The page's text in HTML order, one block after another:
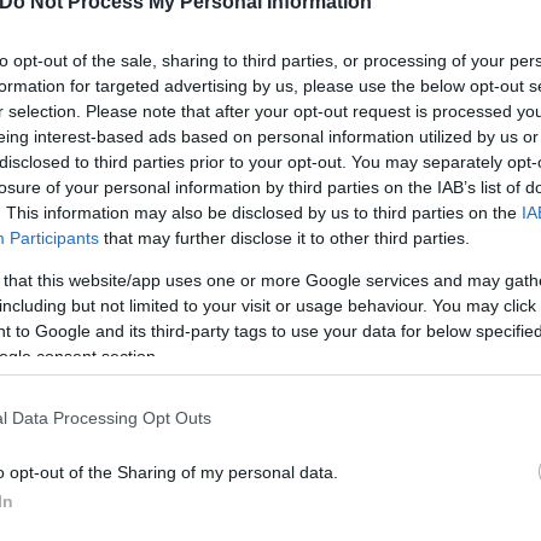
opt-out of the sale, sharing to third parties, or processing of your
for targeted advertising by us, please use the below opt-out
selection. Please note that after your opt-out request is processed
interest-based ads based on personal information utilized by us
to third parties prior to your opt-out. You may separately
of your personal information by third parties on the IAB’s list of
This information may also be disclosed by us to third parties on the
Participants that may further disclose it to other third parties.
that this website/app uses one or more Google services and may
but not limited to your visit or usage behaviour. You may
to Google and its third-party tags to use your data for below
consent section.
Data Processing Opt Outs
opt-out of the Sharing of my personal data.
Φιντάν - Τζολάνι στη
και νέο ηγέτη της Συρίας Αλ Τζολάνιέτυχε
στη Δαμασκό.
μυστικών υπηρεσιών στη Δαμασκό, που ήταν